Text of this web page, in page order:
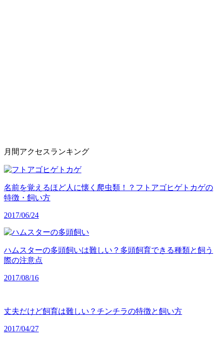
月間アクセスランキング
名前を覚えるほど人に懐く爬虫類！？フトアゴヒゲトカゲの
特徴・飼い方
2017/06/24
ハムスターの多頭飼いは難しい？多頭飼育できる種類と飼う
際の注意点
2017/08/16
丈夫だけど飼育は難しい？チンチラの特徴と飼い方
2017/04/27